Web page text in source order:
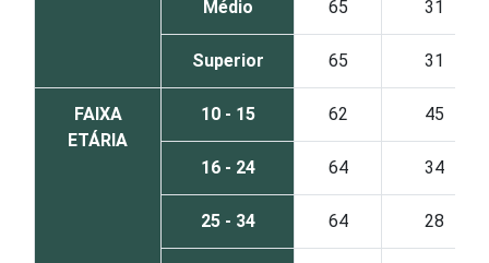
Médio 65 31
Superior 65 31
FAIXA
ETÁRIA
10 - 15 62 45
16 - 24 64 34
25 - 34 64 28